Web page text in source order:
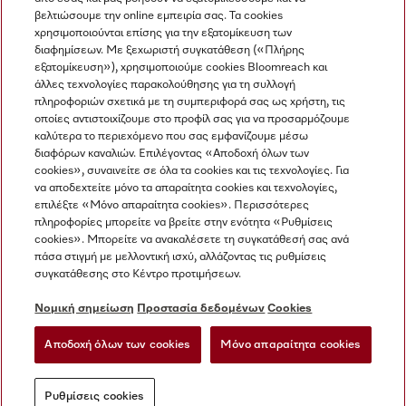
Η εταιρεία μας
Όροι και Προϋποθέσεις
Προστασία δεδομένων
Όροι Χρήσης
Δήλωση Προσβασιμότητας
Νόμος για τις ψηφιακές υπηρεσίες
Ρυθμίσεις cookies
Miele στο Instagram
Miele στο Facebook
Miele στο Youtube
βελτιώσουμε την online εμπειρία σας. Τα cookies
χρησιμοποιούνται επίσης για την εξατομίκευση των
διαφημίσεων. Με ξεχωριστή συγκατάθεση («Πλήρης
εξατομίκευση»), χρησιμοποιούμε cookies Bloomreach και
άλλες τεχνολογίες παρακολούθησης για τη συλλογή
πληροφοριών σχετικά με τη συμπεριφορά σας ως χρήστη, τις
οποίες αντιστοιχίζουμε στο προφίλ σας για να προσαρμόζουμε
καλύτερα το περιεχόμενο που σας εμφανίζουμε μέσω
διαφόρων καναλιών. Επιλέγοντας «Αποδοχή όλων των
cookies», συναινείτε σε όλα τα cookies και τις τεχνολογίες. Για
να αποδεχτείτε μόνο τα απαραίτητα cookies και τεχνολογίες,
επιλέξτε «Μόνο απαραίτητα cookies». Περισσότερες
πληροφορίες μπορείτε να βρείτε στην ενότητα «Ρυθμίσεις
cookies». Μπορείτε να ανακαλέσετε τη συγκατάθεσή σας ανά
πάσα στιγμή με μελλοντική ισχύ, αλλάζοντας τις ρυθμίσεις
συγκατάθεσης στο Κέντρο προτιμήσεων.
Νομική σημείωση Προστασία δεδομένων Cookies
Αποδοχή όλων των cookies Μόνο απαραίτητα cookies
Ρυθμίσεις cookies